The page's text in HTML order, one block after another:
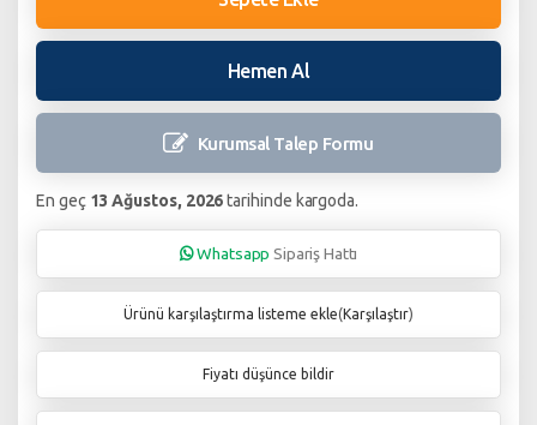
Hemen Al
Kurumsal Talep Formu
En geç 13 Ağustos, 2026tarihinde kargoda.
Whatsapp Sipariş Hattı
Ürünü karşılaştırma listeme ekle( Karşılaştır)
Fiyatı düşünce bildir